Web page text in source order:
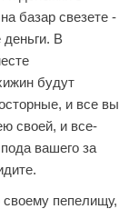
базар свезете -
деньги. В
будут
и все вы
своей, и все-
вашего за
пепелищу,